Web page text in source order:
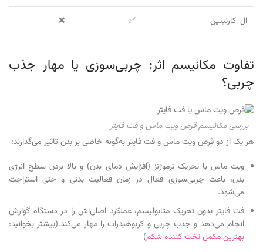
ال-کارنیتین ✅
❌
تفاوت مکانیسم اثر: چربی‌سوزی یا مهار جذب
چربی؟
بررسی مکانیسم قرص ویت ماس و فت فایتر
هر یک از دو قرص ویت ماس و فت فایتر به‌گونه خاصی بر بدن تاثیر می‌گذارند:
ویت ماس با تحریک ترموژنز (افزایش دمای بدن) و بالا بردن سطح انرژی
بدن، باعث چربی‌سوزی فعال در زمان فعالیت بدنی و حتی استراحت
می‌شود.
فت فایتر بدون تحریک متابولیسم، عملکرد اصلی‌اش را در دستگاه گوارش
انجام می‌دهد و جذب چربی و کربوهیدرات را مهار می‌کند.(بیشتر بخوانید:
بهترین مکمل تخت کننده شکم)